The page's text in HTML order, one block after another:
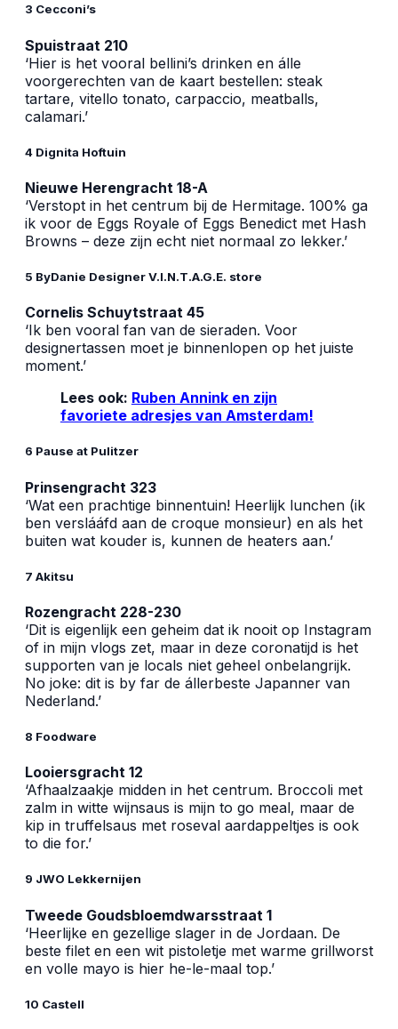
3 Cecconi’s
Spuistraat 210
‘Hier is het vooral bellini’s drinken en álle
voorgerechten van de kaart bestellen: steak
tartare, vitello tonato, carpaccio, meatballs,
calamari.’
4 Dignita Hoftuin
Nieuwe Herengracht 18-A
‘Verstopt in het centrum bij de Hermitage. 100% ga
ik voor de Eggs Royale of Eggs Benedict met Hash
Browns – deze zijn echt niet normaal zo lekker.’
5 ByDanie Designer V.I.N.T.A.G.E. store
Cornelis Schuytstraat 45
‘Ik ben vooral fan van de sieraden. Voor
designertassen moet je binnenlopen op het juiste
moment.’
Lees ook: Ruben Annink en zijn
favoriete adresjes van Amsterdam!
6 Pause at Pulitzer
Prinsengracht 323
‘Wat een prachtige binnentuin! Heerlijk lunchen (ik
ben verslááfd aan de croque monsieur) en als het
buiten wat kouder is, kunnen de heaters aan.’
7 Akitsu
Rozengracht 228-230
‘Dit is eigenlijk een geheim dat ik nooit op Instagram
of in mijn vlogs zet, maar in deze coronatijd is het
supporten van je locals niet geheel onbelangrijk.
No joke: dit is by far de állerbeste Japanner van
Nederland.’
8 Foodware
Looiersgracht 12
‘Afhaalzaakje midden in het centrum. Broccoli met
zalm in witte wijnsaus is mijn to go meal, maar de
kip in truffelsaus met roseval aardappeltjes is ook
to die for.’
9 JWO Lekkernijen
Tweede Goudsbloemdwarsstraat 1
‘Heerlijke en gezellige slager in de Jordaan. De
beste filet en een wit pistoletje met warme grillworst
en volle mayo is hier he-le-maal top.’
10 Castell